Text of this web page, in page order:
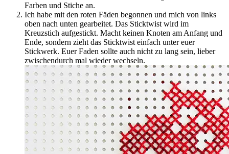
Farben und Stiche an.
Ich habe mit den roten Fäden begonnen und mich von links
oben nach unten gearbeitet. Das Sticktwist wird im
Kreuzstich aufgestickt. Macht keinen Knoten am Anfang und
Ende, sondern zieht das Sticktwist einfach unter euer
Stickwerk. Euer Faden sollte auch nicht zu lang sein, lieber
zwischendurch mal wieder wechseln.